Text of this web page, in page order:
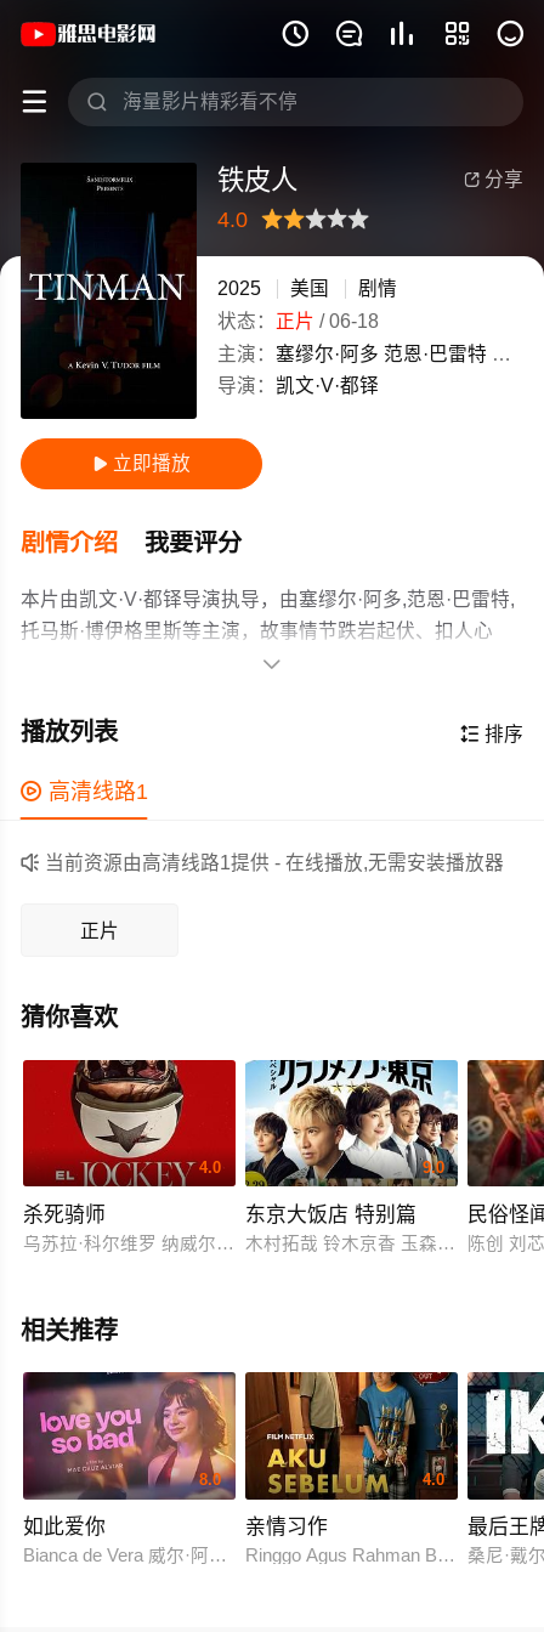
    
 
《铁皮人》(2025)美国英语高清电影免
 分享
铁皮人
4.0
很差较差还行推荐力荐
2025 美国
剧情
状态： 正片 /06-18
主演： 塞缪尔·阿多 范恩·巴雷特 托马
导演： 凯文·V·都铎
 立即播放
剧情介绍 我要评分
本片由凯文·V·都铎导演执导，由塞缪尔·阿多,范恩·巴雷特,
托马斯·博伊格里斯等主演，故事情节跌岩起伏、扣人心
弦，领广大剧情片爱好者和观众们都期待不已。
到困惑。
定的看点，在演员表现和剧情架构上也都有不错的亮点，
剧情紧凑，角色塑造鲜明，适合喜欢剧情类电影的观众观
看。

 排序
播放列表
 高清线路1
 当前资源由高清线路1提供 - 在线播放,无需安装播放器
正片
猜你喜欢
4.0
杀死骑师
乌苏拉·科尔维罗 纳威尔·佩雷兹·毕斯卡亚特 丹尼尔·希梅内斯·
9.0
东京大饭店 特别篇
木村拓哉 铃木京香 玉森裕太 宽一
民俗怪
陈创 刘
相关推荐
8.0
如此爱你
Bianca de Vera 威尔·阿什利·德莱昂
4.0
亲情习作
Ringgo Agus Rahman Bima Sena
最后王
桑尼·戴